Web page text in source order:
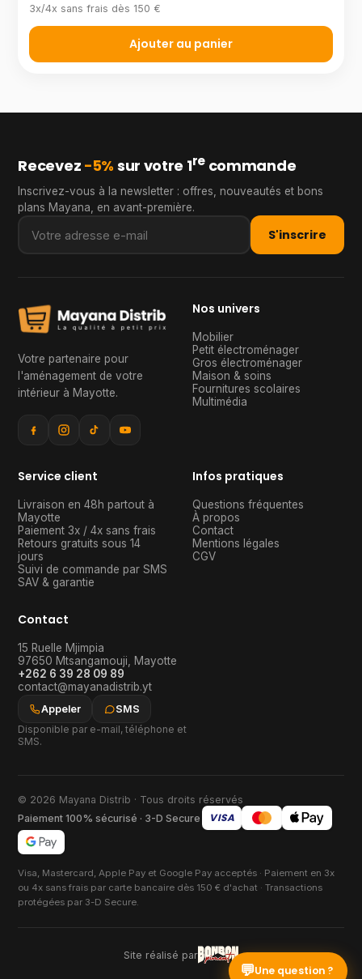
3x/4x sans frais dès 150 €
Ajouter au panier
Recevez −5% sur votre 1recommande
Inscrivez-vous à la newsletter : offres, nouveautés et bons
plans Mayana, en avant-première.
S'inscrire
Votre partenaire pour
l'aménagement de votre
intérieur à Mayotte.
Nos univers
Mobilier
Petit électroménager
Gros électroménager
Maison & soins
Fournitures scolaires
Multimédia
Service client
Livraison en 48h partout à
Mayotte
Paiement 3x / 4x sans frais
Retours gratuits sous 14
jours
Suivi de commande par SMS
SAV & garantie
Infos pratiques
Questions fréquentes
À propos
Contact
Mentions légales
CGV
Contact
15 Ruelle Mjimpia
97650 Mtsangamouji
Mayotte
+262 6 39 28 09 89
contact@mayanadistrib.yt
Appeler
SMS
Disponible par e-mail, téléphone et
SMS.
© 2026 Mayana Distrib · Tous droits réservés
Paiement 100% sécurisé · 3-D Secure
VISA
Visa, Mastercard, Apple Pay et Google Pay acceptés · Paiement en 3x
ou 4x sans frais par carte bancaire dès 150 € d'achat · Transactions
protégées par 3-D Secure.
Site réalisé par
💬Une question ?